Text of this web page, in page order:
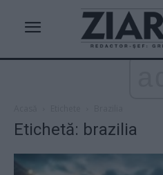
Etichetă: brazilia